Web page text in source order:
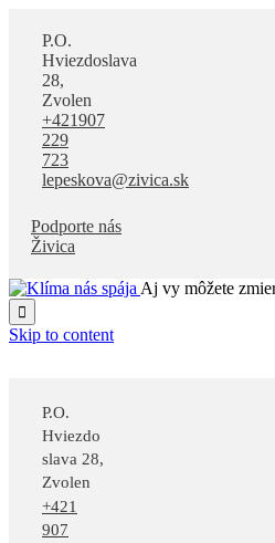
P.O.
Hviezdoslava
28,
Zvolen
+421907
229
723
lepeskova@zivica.sk
Podporte nás
Živica
Aj vy môžete

Skip to content
P.O.
Hviezdo
slava 28,
Zvolen
+421
907